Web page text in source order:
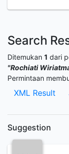
Search
Ditemukan 1 dari
"Rochiati
Permintaan
XML Result
Suggestion